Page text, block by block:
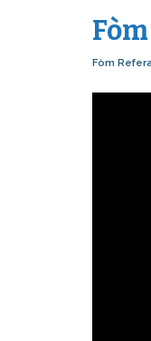
Fòm